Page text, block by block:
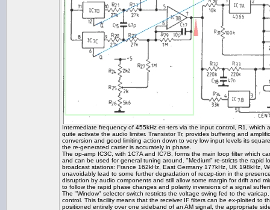
Intermediate frequency of 455kHz en-ters via the input control, R1,
quite activate the audio limiter. Transistor Tr, provides buffering and
conversion and good limiting action down to very low input levels its
the re-generated carrier is accurately in phase.
The op-amp IC3C, with 1C7A and IC7B, forms the main loop filter which
and can be used for general tuning around. "Medium" re-stricts the rapid
broadcast stations: France 162kHz, East Germany 177kHz, UK 198kHz,
unavoidably lead to some further degradation of recep-tion in the
disruption by audio components and still allow some margin for drift and
to follow the rapid phase changes and polarity inversions of a signal
The "Window" selector switch restricts the voltage swing fed to the
control. This facility means that the receiver IF filters can be ex-ploited to
positioned entirely over one sideband of an AM signal, the appropriate